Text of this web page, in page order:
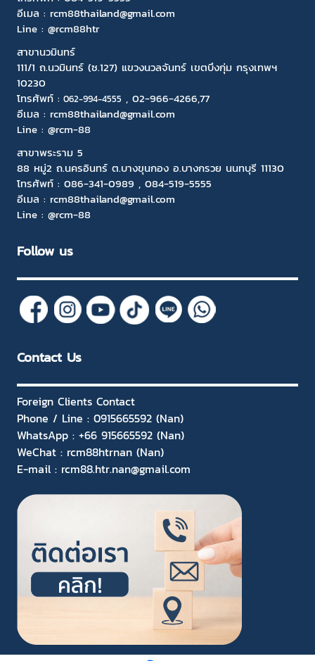
อีเมล : rcm88thailand@gmail.com
Line : @rcm88htr
สาขานวมินทร์
111/1 ถ.นวมินทร์ (ซ.127) แขวงนวลจันทร์ เขตบึงกุ่ม กรุงเทพฯ
10230
โทรศัพท์ : 062-994-4555 , 02-966-4266,77
อีเมล : rcm88thailand@gmail.com
Line : @rcm-88
สาขาพระราม 5
88 หมู่2 ถ.นครอินทร์ ต.บางขุนกอง อ.บางกรวย นนทบุรี 11130
โทรศัพท์ : 086-341-0989 , 084-519-5555
อีเมล : rcm88thailand@gmail.com
Line : @rcm-88
Follow us
Contact Us
Foreign Clients Contact
Phone / Line : 0915665592 (Nan)
WhatsApp : +66 915665592 (Nan)
WeChat : rcm88htrnan (Nan)
E-mail : rcm88.htr.nan@gmail.com